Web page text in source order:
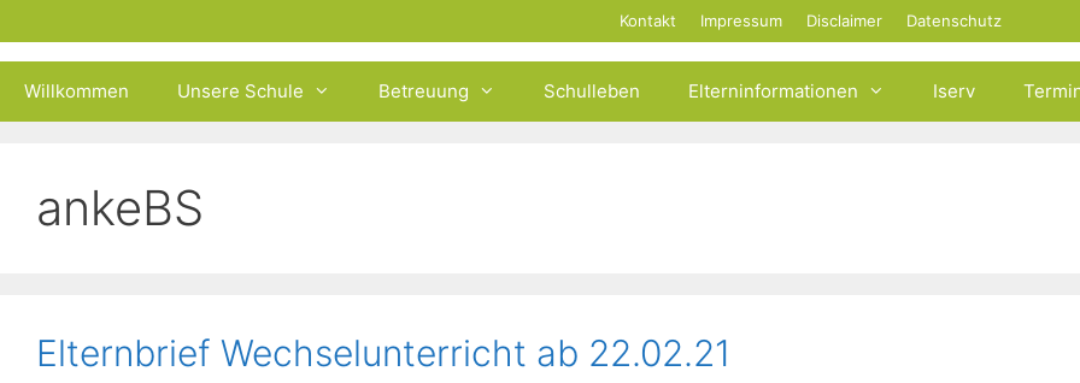
Inhalt
Kontakt Impressum Disclaimer Datenschutz
Willkommen Unsere Schule Betreuung Schulleben Elterninformationen Iserv
ankeBS
Elternbrief Wechselunterricht ab 22.02.21